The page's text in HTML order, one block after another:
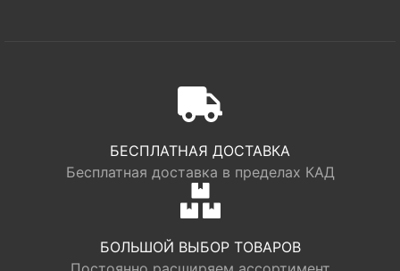
БЕСПЛАТНАЯ ДОСТАВКА
Бесплатная доставка в пределах КАД
БОЛЬШОЙ ВЫБОР ТОВАРОВ